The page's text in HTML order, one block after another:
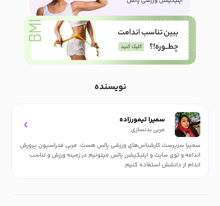
نویسنده
سمیرا تیمورزاده
مربی بدنسازی
سمیرا سرپرست کارشناس‌های ورزشی پالس هست. مربی فدراسیون پرورش
اندامه و توی سایت و اپلیکیشن پالس میتونیم در زمینه ورزش و تناسب
اندام از دانشش استفاده کنیم.